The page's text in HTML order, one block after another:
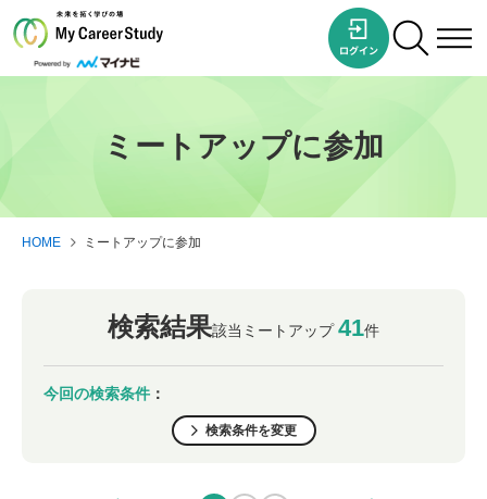
ミートアップに参加
HOME ミートアップに参加
検索結果該当ミートアップ41件
今回の検索条件 ：
検索条件を変更